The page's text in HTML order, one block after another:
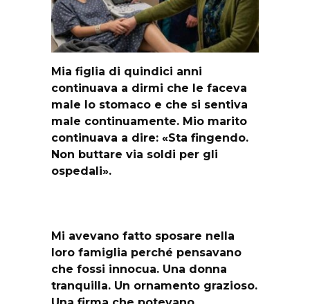
Mia figlia di quindici anni
continuava a dirmi che le faceva
male lo stomaco e che si sentiva
male continuamente. Mio marito
continuava a dire: «Sta fingendo.
Non buttare via soldi per gli
ospedali».
Mi avevano fatto sposare nella
loro famiglia perché pensavano
che fossi innocua. Una donna
tranquilla. Un ornamento grazioso.